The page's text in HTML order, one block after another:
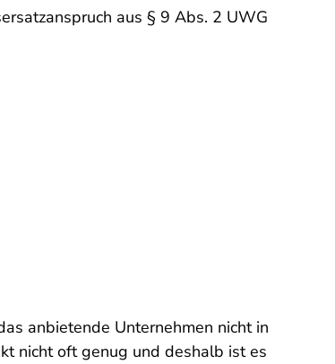
aus § 9 Abs. 2 UWG
anbietende Unternehmen nicht in
nicht oft genug und deshalb ist es